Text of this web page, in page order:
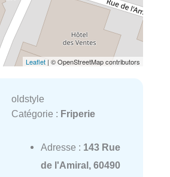
Leaflet | © OpenStreetMap contributors
oldstyle
Catégorie : Friperie
Adresse : 143 Rue
de l'Amiral, 60490